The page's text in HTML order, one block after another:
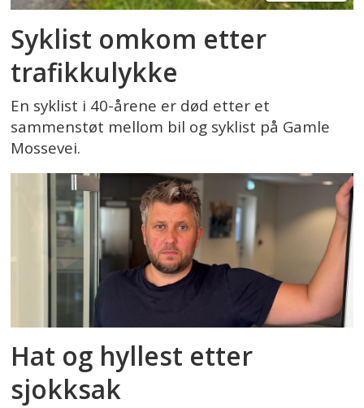
Syklist omkom etter
trafikkulykke
En syklist i 40-årene er død etter et
sammenstøt mellom bil og syklist på Gamle
Mossevei.
Hat og hyllest etter
sjokksak